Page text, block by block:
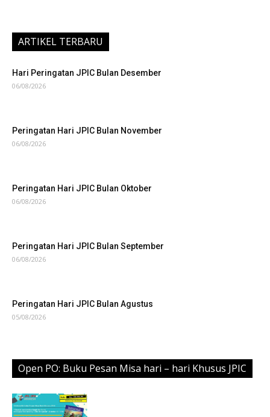
ARTIKEL TERBARU
Hari Peringatan JPIC Bulan Desember
06/08/2026
Peringatan Hari JPIC Bulan November
06/08/2026
Peringatan Hari JPIC Bulan Oktober
06/08/2026
Peringatan Hari JPIC Bulan September
06/08/2026
Peringatan Hari JPIC Bulan Agustus
05/08/2026
Open PO: Buku Pesan Misa hari – hari Khusus JPIC